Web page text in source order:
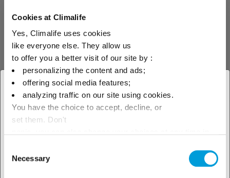
Cookies at Climalife
Yes, Climalife uses cookies
like everyone else. They allow us
to offer you a better visit of our site by :
personalizing the content and ads;
offering social media features;
analyzing traffic on our site using cookies.
You have the choice to accept, decline, or
set them. Don't
Selection
Necessary
× Bezár
Adja meg tartózkodási helyét
keverék, mely az R-500 (CFC)
átmeneti kiváltására alkalmas
kereskedelmi és ipari
hűtőberendezésekben.